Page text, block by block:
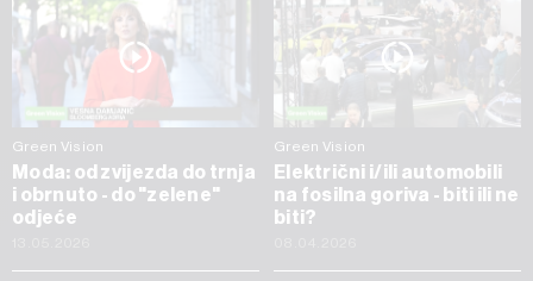
Green Vision
Moda: od zvijezda do trnja
i obrnuto - do "zelene"
odjeće
Green Vision
Električni i/ili automobili
na fosilna goriva - biti ili ne
biti?